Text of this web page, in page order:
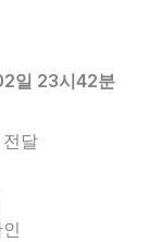
일 23시42분
달